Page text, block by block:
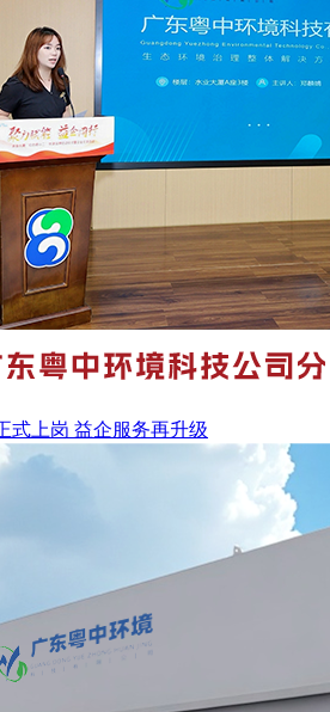
式上岗 益企服务再升级